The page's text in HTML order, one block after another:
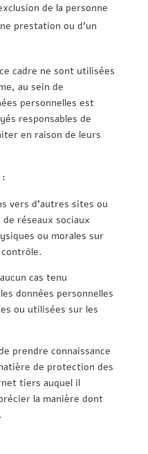
de la personne
prestation ou d’un
cadre ne sont utilisées
au sein de
personnelles est
responsables de
en raison de leurs
vers d’autres sites ou
réseaux sociaux
ou morales sur
contrôle.
cas tenu
données personnelles
ou utilisées sur les
prendre connaissance
de protection des
tiers auquel il
la manière dont